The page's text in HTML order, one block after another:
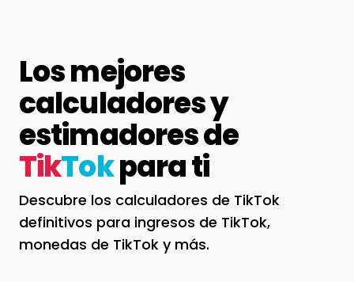
Los mejores
calculadores y
estimadores de
TikTokpara ti
Descubre los calculadores de TikTok
definitivos para ingresos de TikTok,
monedas de TikTok y más.